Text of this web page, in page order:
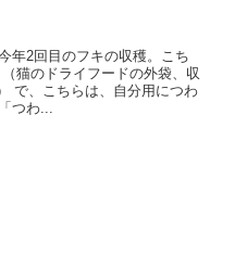
年2回目のフキの収穫。こち
猫のドライフードの外袋、収
で、こちらは、自分用につわ
つわ...